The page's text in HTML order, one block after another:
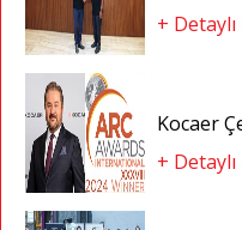
+
Kocaer
+